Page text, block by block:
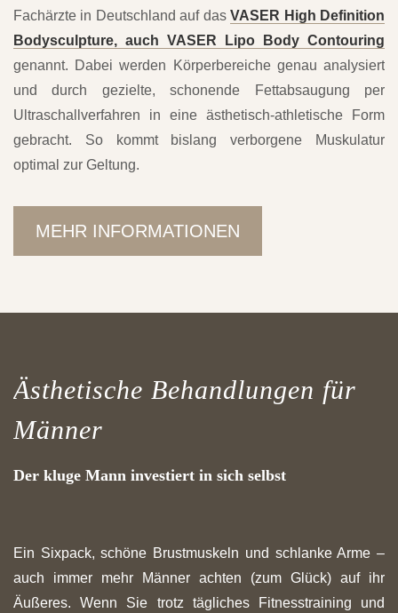
Fachärzte in Deutschland auf dasVASER High Definition
Bodysculpture, auch VASER Lipo Body Contouring
genannt. Dabei werden Körperbereiche genau analysiert
und durch gezielte, schonende Fettabsaugung per
Ultraschallverfahren in eine ästhetisch-athletische Form
gebracht. So kommt bislang verborgene Muskulatur
optimal zur Geltung.
MEHR INFORMATIONEN
Ästhetische Behandlungen für
Männer
Der kluge Mann investiert in sich selbst
Ein Sixpack, schöne Brustmuskeln und schlanke Arme –
auch immer mehr Männer achten (zum Glück) auf ihr
Äußeres. Wenn Sie trotz tägliches Fitnesstraining und